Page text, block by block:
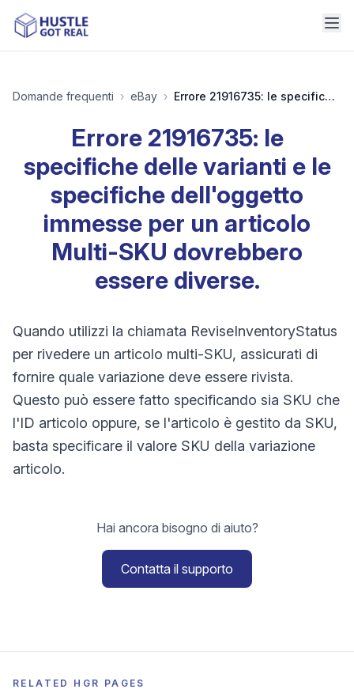
Domande frequenti › eBay › Errore 21916735: le specifiche delle varianti e le specifiche dell'oggetto immesse per un articolo Multi-SKU dovrebbero essere diverse.
Errore 21916735: le
specifiche delle varianti e le
specifiche dell'oggetto
immesse per un articolo
Multi-SKU dovrebbero
essere diverse.
Quando utilizzi la chiamata ReviseInventoryStatus
per rivedere un articolo multi-SKU, assicurati di
fornire quale variazione deve essere rivista.
Questo può essere fatto specificando sia SKU che
l'ID articolo oppure, se l'articolo è gestito da SKU,
basta specificare il valore SKU della variazione
articolo.
Hai ancora bisogno di aiuto?
Contatta il supporto
RELATED HGR PAGES